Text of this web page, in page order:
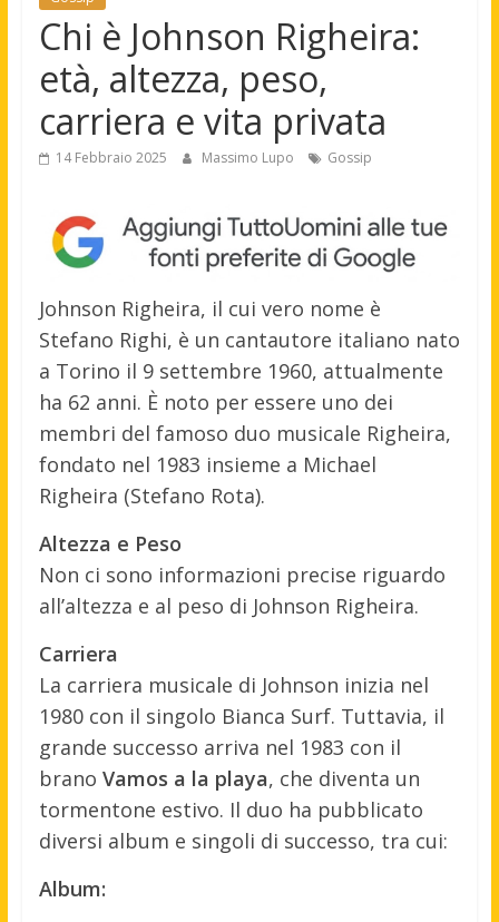
Chi è Johnson Righeira:
età, altezza, peso,
carriera e vita privata
14 Febbraio 2025 Massimo Lupo Gossip
Johnson Righeira, il cui vero nome è
Stefano Righi, è un cantautore italiano nato
a Torino il 9 settembre 1960, attualmente
ha 62 anni. È noto per essere uno dei
membri del famoso duo musicale Righeira,
fondato nel 1983 insieme a Michael
Righeira (Stefano Rota).
Altezza e Peso
Non ci sono informazioni precise riguardo
all’altezza e al peso di Johnson Righeira.
Carriera
La carriera musicale di Johnson inizia nel
1980 con il singolo Bianca Surf. Tuttavia, il
grande successo arriva nel 1983 con il
brano Vamos a la playa, che diventa un
tormentone estivo. Il duo ha pubblicato
diversi album e singoli di successo, tra cui:
Album: